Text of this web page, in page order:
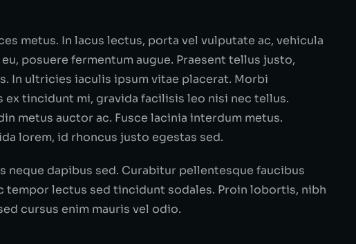
metus. In lacus lectus, porta vel vulputate ac, vehicula
posuere fermentum augue. Praesent tellus justo,
In ultricies iaculis ipsum vitae placerat. Morbi
ex tincidunt mi, gravida facilisis leo nisi nec tellus.
metus auctor ac. Fusce lacinia interdum metus.
lorem, id rhoncus justo egestas sed.
neque dapibus sed. Curabitur pellentesque faucibus
tempor lectus sed tincidunt sodales. Proin lobortis, nibh
cursus enim mauris vel odio.